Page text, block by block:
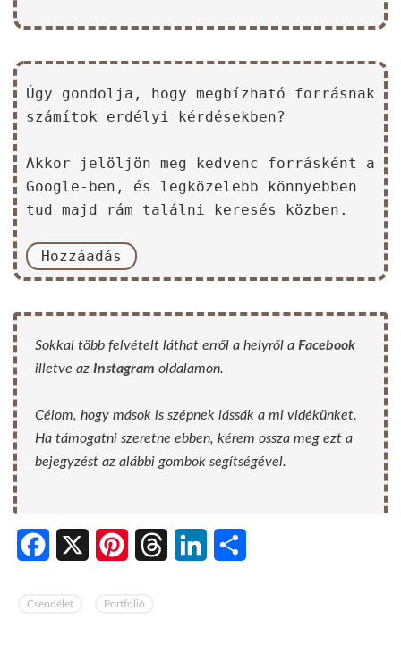
Úgy gondolja, hogy megbízható forrásnak
számítok erdélyi kérdésekben?
Akkor jelöljön meg kedvenc forrásként a
Google-ben, és legközelebb könnyebben
tud majd rám találni keresés közben.
Hozzáadás
Sokkal több felvételt láthat erről a helyről a Facebook
illetve az Instagram oldalamon.
Célom, hogy mások is szépnek lássák a mi vidékünket.
Ha támogatni szeretne ebben, kérem ossza meg ezt a
bejegyzést az alábbi gombok segítségével.
Facebook PinterestThreads LinkedIn
Csendélet Portfolió